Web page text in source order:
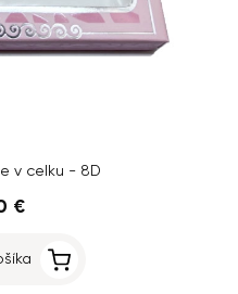
v celku - 8D
€